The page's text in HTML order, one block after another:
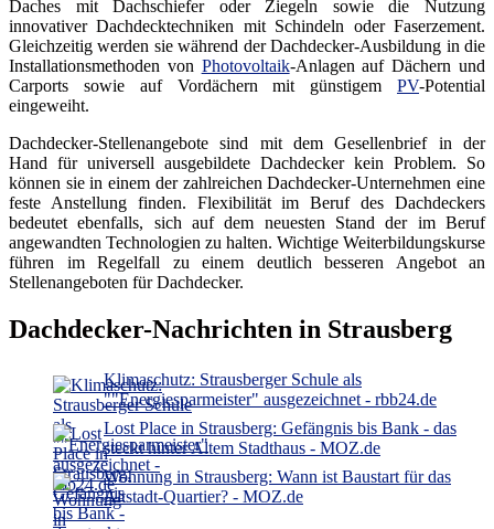
Daches mit Dachschiefer oder Ziegeln sowie die Nutzung
innovativer Dachdecktechniken mit Schindeln oder Faserzement.
Gleichzeitig werden sie während der Dachdecker-Ausbildung in die
Installationsmethoden von Photovoltaik-Anlagen auf Dächern und
Carports sowie auf Vordächern mit günstigem PV-Potential
eingeweiht.
Dachdecker-Stellenangebote sind mit dem Gesellenbrief in der
Hand für universell ausgebildete Dachdecker kein Problem. So
können sie in einem der zahlreichen Dachdecker-Unternehmen eine
feste Anstellung finden. Flexibilität im Beruf des Dachdeckers
bedeutet ebenfalls, sich auf dem neuesten Stand der im Beruf
angewandten Technologien zu halten. Wichtige Weiterbildungskurse
führen im Regelfall zu einem deutlich besseren Angebot an
Stellenangeboten für Dachdecker.
Dachdecker-Nachrichten in Strausberg
Klimaschutz: Strausberger Schule als
""Energiesparmeister" ausgezeichnet - rbb24.de
Lost Place in Strausberg: Gefängnis bis Bank - das
steckt hinter Altem Stadthaus - MOZ.de
Wohnung in Strausberg: Wann ist Baustart für das
Altstadt-Quartier? - MOZ.de